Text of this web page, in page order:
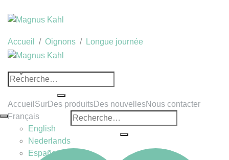
au
Recherche
pour :
Accueil SurDes produitsDes nouvellesNous contacter
Français
English
Nederlands
Español
Recherche
pour :
Accueil / Oignons / Longue journée